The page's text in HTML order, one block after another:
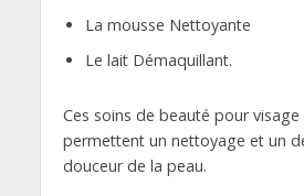
La mousse Nettoyante
Le lait Démaquillant.
Ces soins de beauté pour
permettent un nettoyage et un
douceur de la peau.